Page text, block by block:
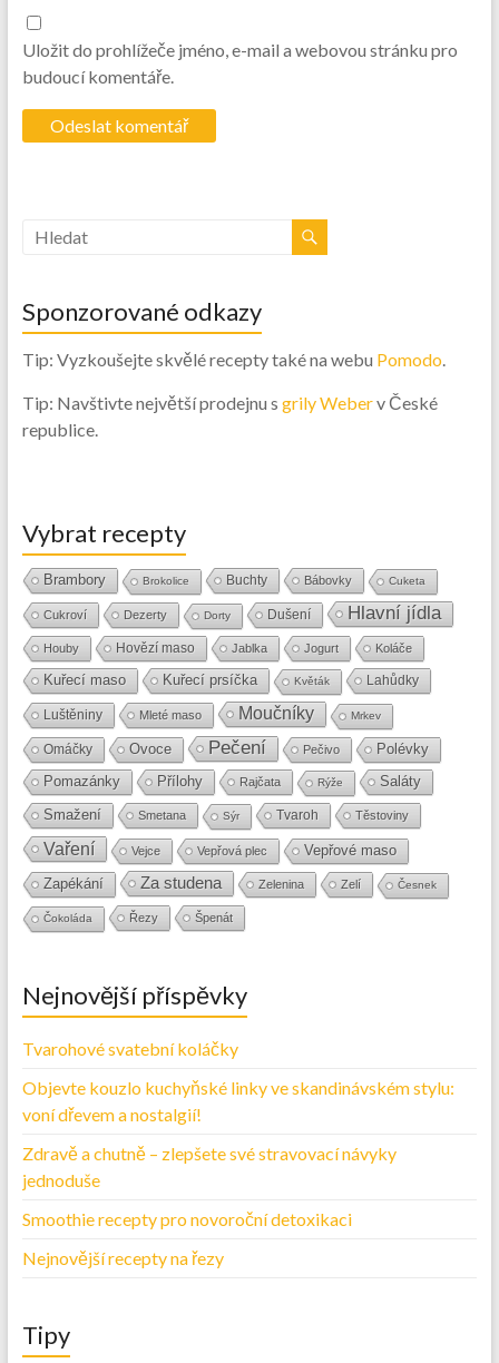
Uložit do prohlížeče jméno, e-mail a webovou stránku pro
budoucí komentáře.
Sponzorované odkazy
Tip: Vyzkoušejte skvělé recepty také na webu Pomodo.
Tip: Navštivte největší prodejnu s grily Weberv České
republice.
Vybrat recepty
Brambory Brokolice Buchty Bábovky Cuketa
Cukroví Dezerty Dorty Dušení Hlavní jídla
Houby Hovězí maso Jablka Jogurt Koláče
Kuřecí maso Kuřecí prsíčka Květák Lahůdky
Luštěniny Mleté maso Moučníky Mrkev
Omáčky Ovoce Pečení Pečivo Polévky
Pomazánky Přílohy Rajčata Rýže
Saláty
Smažení
Smetana Sýr Tvaroh Těstoviny
Vaření Vejce Vepřová plec
Vepřové maso
Zapékání
Za studena Zelenina Zelí Česnek
Čokoláda Řezy Špenát
Nejnovější příspěvky
Tvarohové svatební koláčky
Objevte kouzlo kuchyňské linky ve skandinávském stylu:
voní dřevem a nostalgií!
Zdravě a chutně – zlepšete své stravovací návyky
jednoduše
Smoothie recepty pro novoroční detoxikaci
Nejnovější recepty na řezy
Tipy